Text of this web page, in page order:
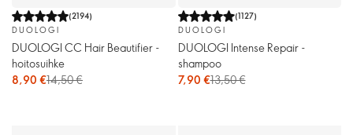
(2194)
DUOLOGI
DUOLOGI CC Hair Beautifier -
hoitosuihke
8,90 €14,50 €
(1127)
DUOLOGI
DUOLOGI Intense Repair -
shampoo
7,90 €13,50 €